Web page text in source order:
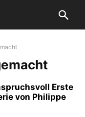
Erste
von Philippe